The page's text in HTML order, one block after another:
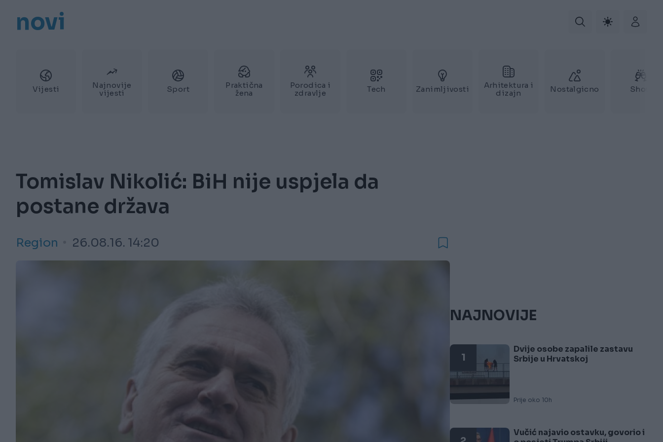
novi
Vijesti
Najnovije
vijesti
Sport
Praktična
žena
Porodica i
zdravlje
Tech Zanimljivosti
Arhitektura i
dizajn
Nostalgicno Show
Tomislav Nikolić: BiH nije uspjela da
postane država
Region 26.08.16. 14:20
NAJNOVIJE
1
Dvije osobe zapalile zastavu
Srbije u Hrvatskoj
Prije oko 10h
Vučić najavio ostavku, govorio i